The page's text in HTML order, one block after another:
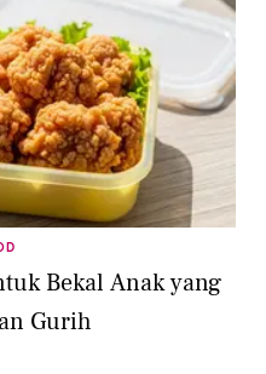
Bekal Anak yang
Gurih